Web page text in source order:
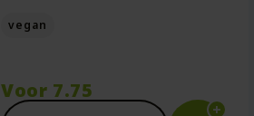
vegan
Voor 7.75